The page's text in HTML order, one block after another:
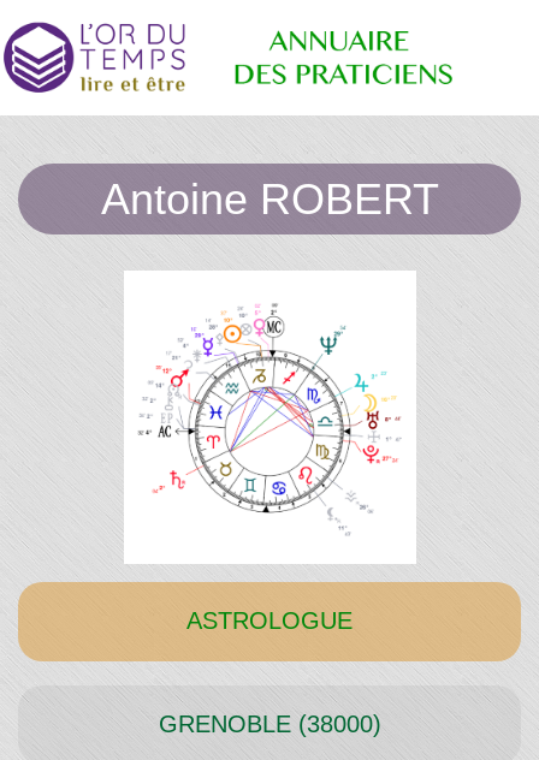
Annuaire
des
Praticiens
"L'Or du
Temps"
praticiens
conseillé
Antoine ROBERT
ASTROLOGUE
GRENOBLE (38000)